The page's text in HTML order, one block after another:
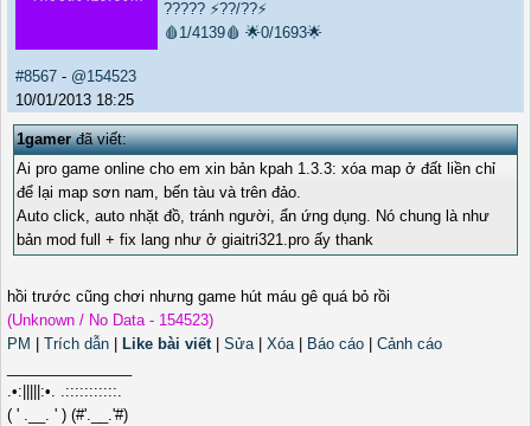
????? ⚡??/??⚡
🩸1/4139🩸 🌟0/1693🌟
#8567 - @154523
10/01/2013 18:25
1gamerđã viết:
Ai pro game online cho em xin bản kpah 1.3.3: xóa map ở đất liền chỉ
để lại map sơn nam, bến tàu và trên đảo.
Auto click, auto nhặt đồ, tránh người, ẩn ứng dụng. Nó chung là như
bản mod full + fix lang như ở giaitri321.pro ấy thank
hồi trước cũng chơi nhưng game hút máu gê quá bỏ rồi
(Unknown / No Data - 154523)
PM
Trích dẫn Like bài viết| Sửa| Xóa| Báo cáo
Cảnh cáo
.•:|||||:•. .:::::::::::.
( ' .__. ' ) (#'.__.'#)